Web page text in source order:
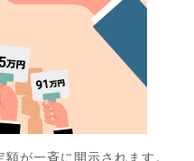
が一斉に開示されます。